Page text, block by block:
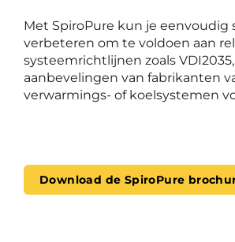
Met SpiroPure kun je eenvoudig
verbeteren om te voldoen aan
systeemrichtlijnen zoals
aanbevelingen van fabrikanten
verwarmings- of koelsystemen
Download de SpiroPure